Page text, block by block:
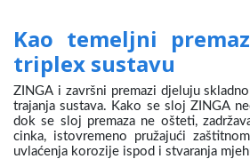
Kao temeljni
triplex sustavu
ZINGA i završni premazi djeluju
trajanja sustava. Kako se sloj ZINGA
dok se sloj premaza ne ošteti,
cinka, istovremeno pružajući
uvlaćenja korozije ispod i stvaranja